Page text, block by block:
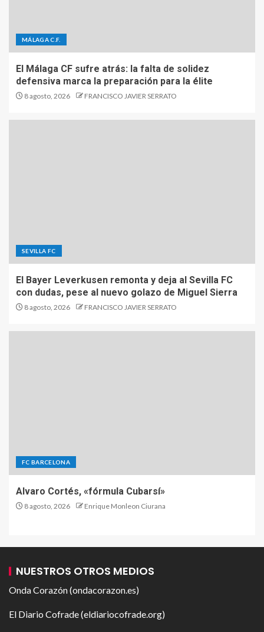
MÁLAGA C.F.
El Málaga CF sufre atrás: la falta de solidez
defensiva marca la preparación para la élite
8 agosto, 2026 FRANCISCO JAVIER SERRATO
SEVILLA FC
El Bayer Leverkusen remonta y deja al Sevilla FC
con dudas, pese al nuevo golazo de Miguel Sierra
8 agosto, 2026 FRANCISCO JAVIER SERRATO
FC BARCELONA
Alvaro Cortés, «fórmula Cubarsí»
8 agosto, 2026 Enrique Monleon Ciurana
NUESTROS OTROS MEDIOS
Onda Corazón (ondacorazon.es)
El Diario Cofrade (eldiariocofrade.org)